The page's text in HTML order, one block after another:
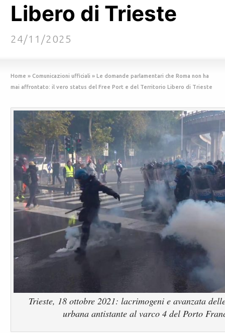
Libero di Trieste
24/11/2025
Home » Comunicazioni ufficiali » Le domande parlamentari che Roma non ha
mai affrontato: il vero status del Free Port e del Territorio Libero di Trieste
Trieste, 18 ottobre 2021: lacrimogeni e avanzata
urbana antistante al varco 4 del Porto